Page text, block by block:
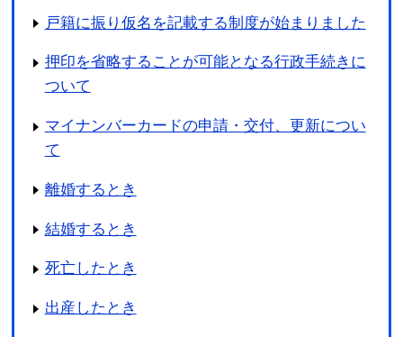
戸籍に振り仮名を記載する制度が始まりました
押印を省略することが可能となる行政手続きに
ついて
マイナンバーカードの申請・交付、更新につい
て
離婚するとき
結婚するとき
死亡したとき
出産したとき